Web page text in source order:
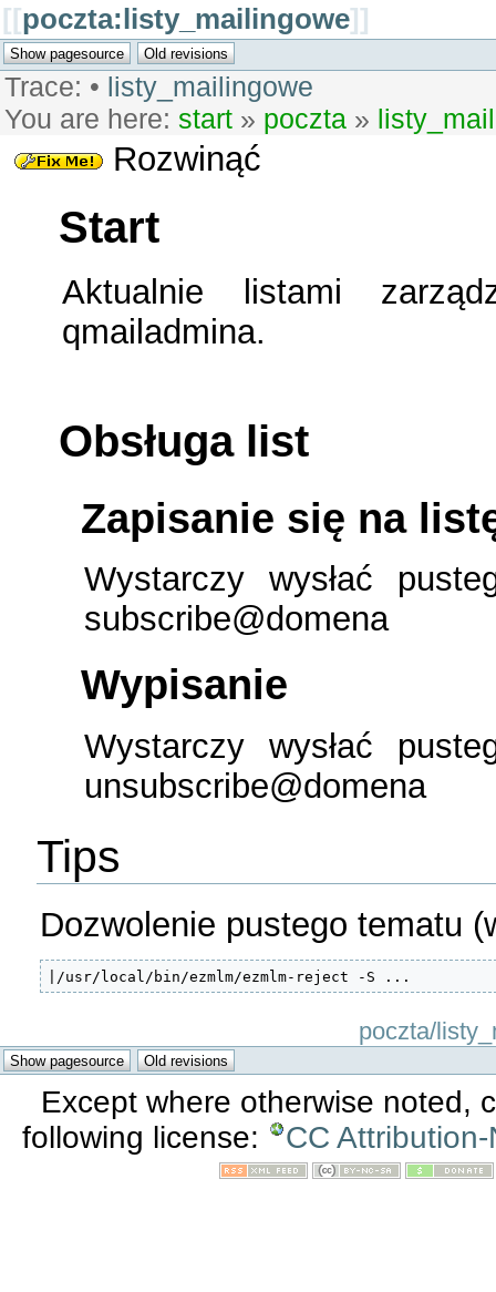
[[poczta:listy_mailingowe]]
Trace: • listy_mailingowe
You are here: start » poczta »
Rozwinąć
Start
Aktualnie listami
qmailadmina.
Obsługa list
Zapisanie się na
Wystarczy wysłać
subscribe@domena
Wypisanie
Wystarczy wysłać
unsubscribe@domena
Tips
Dozwolenie pustego tematu
|/usr/local/bin/ezmlm/ezmlm-reject -S ...
poczta/
Except where otherwise noted,
following license:
CC